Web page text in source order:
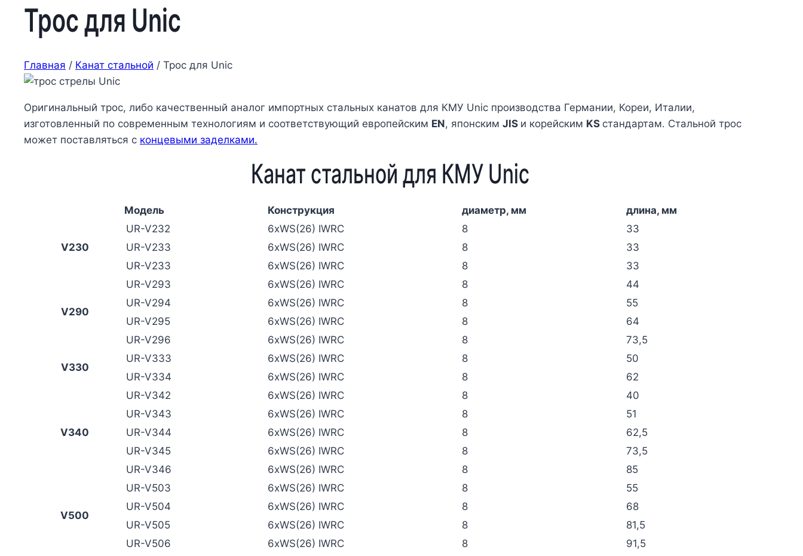
Трос для Unic
Главная / Канат стальной / Трос для Unic
Оригинальный трос, либо качественный аналог импортных стальных канатов для КМУ Unic производства Германии, Кореи, Италии,
изготовленный по современным технологиям и соответствующий европейским EN, японским JIS и корейским KS стандартам. Стальной трос
может поставляться с концевыми заделками.
Канат стальной для КМУ Unic
Модель Конструкция диаметр, мм длина, мм
V230
UR-V232 6xWS(26) IWRC 8
33
UR-V233
6xWS(26) IWRC 8
33
UR-V233
6xWS(26) IWRC 8 33
V290
UR-V293 6xWS(26) IWRC 8
44
UR-V294
6xWS(26) IWRC 8
55
UR-V295
6xWS(26) IWRC 8
64
UR-V296
6xWS(26) IWRC 8 73,5
V330
UR-V333 6xWS(26) IWRC 8
50
UR-V334
6xWS(26) IWRC 8 62
V340
UR-V342 6xWS(26) IWRC 8
40
UR-V343
6xWS(26) IWRC 8
51
UR-V344
6xWS(26) IWRC 8
62,5
UR-V345
6xWS(26) IWRC 8
73,5
UR-V346
6xWS(26) IWRC 8 85
V500
UR-V503 6xWS(26) IWRC 8
55
UR-V504
6xWS(26) IWRC 8
68
UR-V505
6xWS(26) IWRC 8
81,5
UR-V506
6xWS(26) IWRC 8
91,5